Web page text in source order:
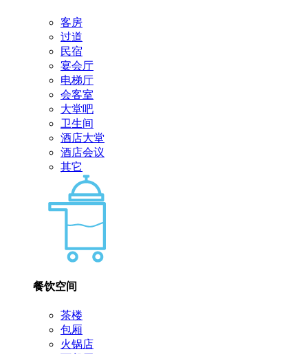
客房
过道
民宿
宴会厅
电梯厅
会客室
大堂吧
卫生间
酒店大堂
酒店会议
其它
餐饮空间
茶楼
包厢
火锅店